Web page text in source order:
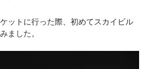
ットに行った際、初めてスカイビル
ました。